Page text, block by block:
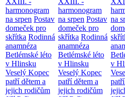
harmonogram
na srpen Postav
domeček pro
skřítka Rodinná
anamnéza
Betlémské léto
v Hlinsku
Veselý Kopec
patří dětem a
jejich rodičům
harmonogram
na srpen Postav
domeček pro
skřítka Rodinná
anamnéza
Betlémské léto
v Hlinsku
Veselý Kopec
patří dětem a
jejich rodičům
na
v